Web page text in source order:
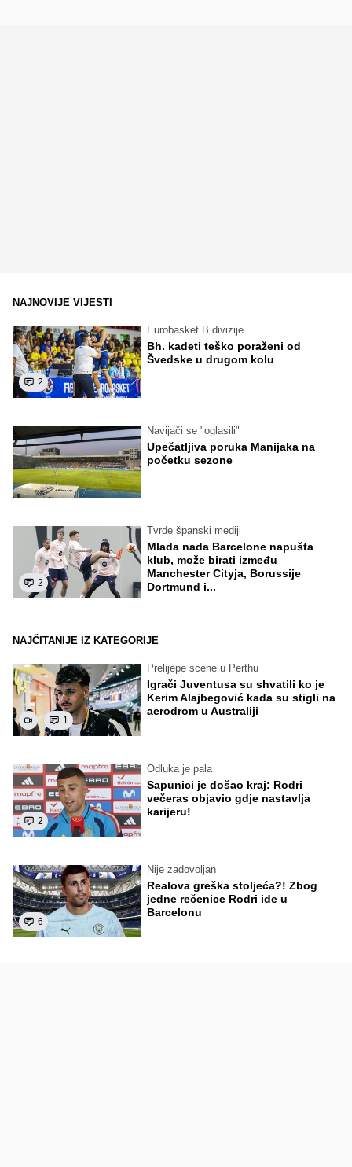
NAJNOVIJE VIJESTI
2
Eurobasket B divizije
Bh. kadeti teško poraženi od
Švedske u drugom kolu
Navijači se "oglasili"
Upečatljiva poruka Manijaka na
početku sezone
2
Tvrde španski mediji
Mlada nada Barcelone napušta
klub, može birati između
Manchester Cityja, Borussije
Dortmund i...
NAJČITANIJE IZ KATEGORIJE
1
Prelijepe scene u Perthu
Igrači Juventusa su shvatili ko je
Kerim Alajbegović kada su stigli na
aerodrom u Australiji
2
Odluka je pala
Sapunici je došao kraj: Rodri
večeras objavio gdje nastavlja
karijeru!
6
Nije zadovoljan
Realova greška stoljeća?! Zbog
jedne rečenice Rodri ide u
Barcelonu